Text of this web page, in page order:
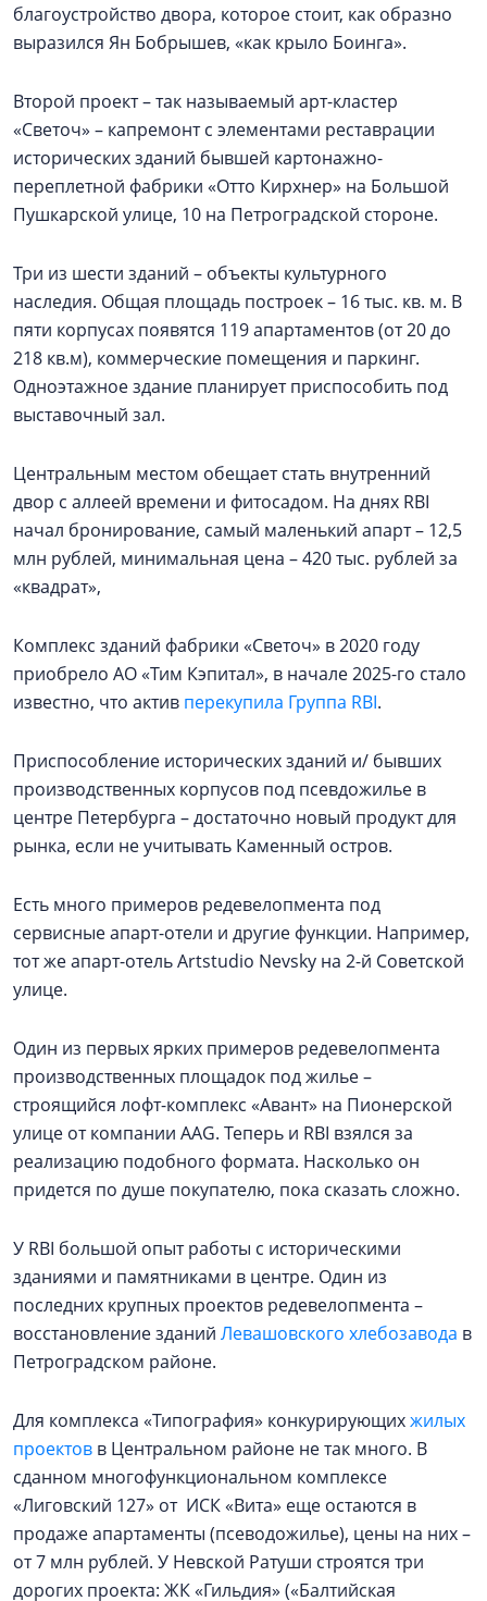
благоустройство двора, которое стоит, как образно
выразился Ян Бобрышев, «как крыло Боинга».
Второй проект – так называемый арт-кластер
«Светоч» – капремонт с элементами реставрации
исторических зданий бывшей картонажно-
переплетной фабрики «Отто Кирхнер» на Большой
Пушкарской улице, 10 на Петроградской стороне.
Три из шести зданий – объекты культурного
наследия. Общая площадь построек – 16 тыс. кв. м. В
пяти корпусах появятся 119 апартаментов (от 20 до
218 кв.м), коммерческие помещения и паркинг.
Одноэтажное здание планирует приспособить под
выставочный зал.
Центральным местом обещает стать внутренний
двор с аллеей времени и фитосадом. На днях RBI
начал бронирование, самый маленький апарт – 12,5
млн рублей, минимальная цена – 420 тыс. рублей за
«квадрат»,
Комплекс зданий фабрики «Светоч» в 2020 году
приобрело АО «Тим Кэпитал», в начале 2025-го стало
известно, что актив перекупила Группа RBI.
Приспособление исторических зданий и/ бывших
производственных корпусов под псевдожилье в
центре Петербурга – достаточно новый продукт для
рынка, если не учитывать Каменный остров.
Есть много примеров редевелопмента под
сервисные апарт-отели и другие функции. Например,
тот же апарт-отель Artstudio Nevsky на 2-й Советской
улице.
Один из первых ярких примеров редевелопмента
производственных площадок под жилье –
строящийся лофт-комплекс «Авант» на Пионерской
улице от компании AAG. Теперь и RBI взялся за
реализацию подобного формата. Насколько он
придется по душе покупателю, пока сказать сложно.
У RBI большой опыт работы с историческими
зданиями и памятниками в центре. Один из
последних крупных проектов редевелопмента –
восстановление зданий Левашовского хлебозавода в
Петроградском районе.
Для комплекса «Типография» конкурирующихжилых
проектов в Центральном районе не так много. В
сданном многофункциональном комплексе
«Лиговский 127» от ИСК «Вита» еще остаются в
продаже апартаменты (псеводожилье), цены на них –
от 7 млн рублей. У Невской Ратуши строятся три
дорогих проекта: ЖК «Гильдия» («Балтийская